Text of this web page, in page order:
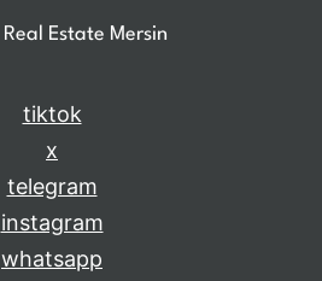
tiktok
x
telegram
instagram
whatsapp